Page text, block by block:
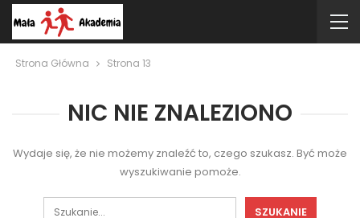
Strona Główna Strona 13
NIC NIE ZNALEZIONO
Wydaje się, że nie możemy znaleźć to, czego szukasz. Być może
wyszukiwanie pomoże.